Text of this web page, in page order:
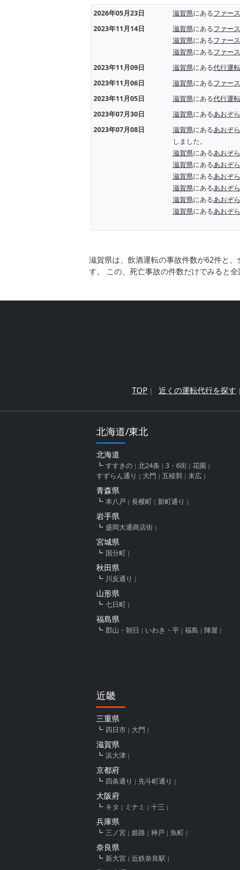
2026年05月23日 滋賀県にあるファー
2023年11月14日
滋賀県にあるファー
滋賀県にあるファー
滋賀県にあるファー
2023年11月09日
滋賀県にある代行運
2023年11月06日
滋賀県にあるファー
2023年11月05日
滋賀県にある代行運
2023年07月30日
滋賀県にあるあおぞ
2023年07月08日
滋賀県にあるあおぞ
しました。
滋賀県にあるあおぞ
滋賀県にあるあおぞ
滋賀県にあるあおぞ
滋賀県にあるあおぞ
滋賀県にあるあおぞ
滋賀県にあるあおぞ
滋賀県は、飲酒運転の事故件数が62件と
す。 この、死亡事故の件数だけでみると全
TOP 近くの運転代行を探す
北海道/東北
北海道
すすきの 北24条 3・6街
花園
すずらん通り
大門 五稜郭 末広
青森県
本八戸 長横町 新町通り
岩手県
盛岡大通商店街
宮城県
国分町
秋田県
川反通り
山形県
七日町
福島県
郡山・朝日 いわき・平 福島 陣屋
近畿
三重県
四日市 大門
滋賀県
浜大津
京都府
四条通り 先斗町通り
大阪府
キタ ミナミ 十三
兵庫県
三ノ宮 姫路 神戸 魚町
奈良県
新大宮 近鉄奈良駅